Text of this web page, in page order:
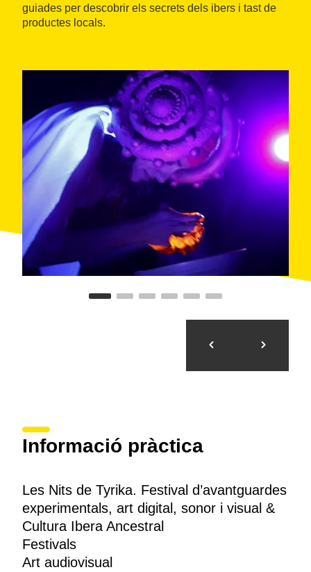
guiades per descobrir els secrets dels ibers i tast de
productes locals.
Informació pràctica
Les Nits de Tyrika. Festival d’avantguardes
experimentals, art digital, sonor i visual &
Cultura Ibera Ancestral
Festivals
Art audiovisual